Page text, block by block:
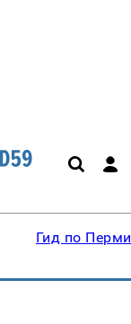
Гид по Перми